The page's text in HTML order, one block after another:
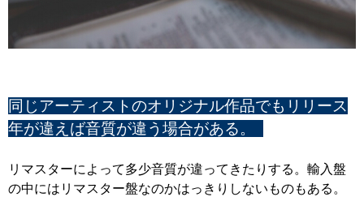
同じアーティストのオリジナル作品でもリリース
年が違えば音質が違う場合がある。
リマスターによって多少音質が違ってきたりする。輸入盤
の中にはリマスター盤なのかはっきりしないものもある。